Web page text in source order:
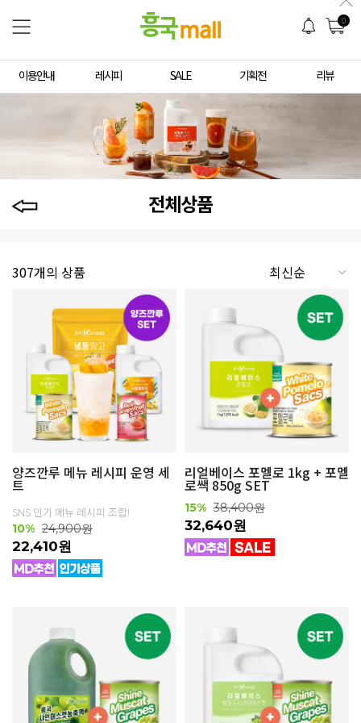
0
이용안내 레시피 SALE 기획전 리뷰
전체상품
307개의 상품
양즈깐루 메뉴 레시피 운영 세
트
SNS 인기 메뉴 레시피 조합!
10% 24,900원
22,410원
리얼베이스 포멜로 1kg + 포멜
로쌕 850g SET
15% 38,400원
32,640원